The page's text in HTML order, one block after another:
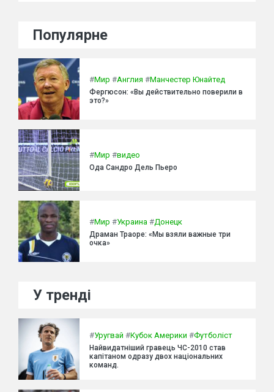
Популярне
#Мир #Англия #Манчестер Юнайтед
Фергюсон: «Вы действительно поверили в
это?»
#Мир #видео
Ода Сандро Дель Пьеро
#Мир #Украина #Донецк
Драман Траоре: «Мы взяли важные три
очка»
У тренді
#Уругвай #Кубок Америки #Футболіст
Найвидатніший гравець ЧС-2010 став
капітаном одразу двох національних
команд.